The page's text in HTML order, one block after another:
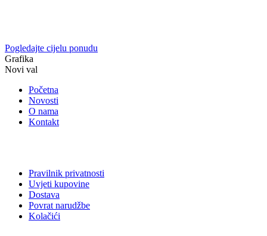
Pogledajte cijelu ponudu
Grafika
Novi val
Početna
Novosti
O nama
Kontakt
Pravilnik privatnosti
Uvjeti kupovine
Dostava
Povrat narudžbe
Kolačići